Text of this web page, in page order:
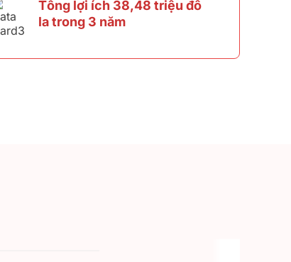
Tổng lợi ích 38,48 triệu đô
la trong 3 năm